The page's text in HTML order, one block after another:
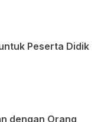
Peserta Didik
dengan Orang